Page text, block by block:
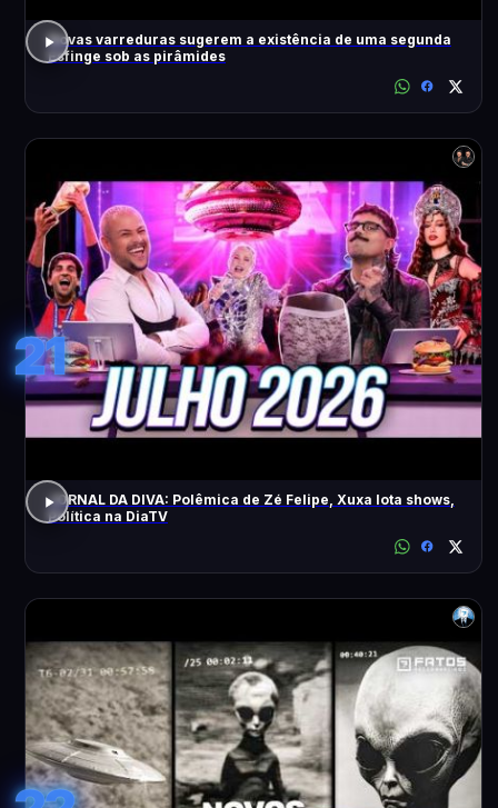
Novas varreduras sugerem a existência de uma segunda
Esfinge sob as pirâmides
21
JORNAL DA DIVA: Polêmica de Zé Felipe, Xuxa lota shows,
Política na DiaTV